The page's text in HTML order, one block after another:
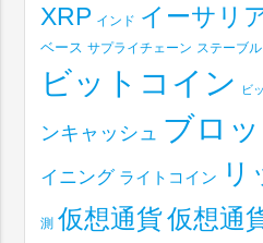
XRP インド イーサリ
ベース サプライチェーン ステーブ
ビットコイン ビ
ンキャッシュ ブロ
イニング ライトコイン リ
測 仮想通貨仮想通